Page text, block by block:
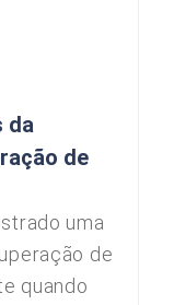
da
de
uma
de
quando